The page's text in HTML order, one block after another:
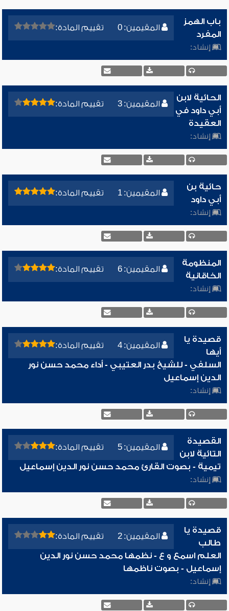
المقيمين: 0 تقييم المادة:
باب الهمز
المفرد
إنشاد:
المقيمين: 3 تقييم المادة:
الحائية لابن
أبي داود في
العقيدة
إنشاد:
المقيمين: 1 تقييم المادة:
حائية بن
أبي داود
إنشاد:
المقيمين: 6 تقييم المادة:
المنظومة
الخاقانية
إنشاد:
المقيمين: 4 تقييم المادة:
قصيدة يا
أيها
السلفي - للشيخ بدر العتيبي - أداء محمد حسن نور
الدين إسماعيل
إنشاد:
المقيمين: 5 تقييم المادة:
القصيدة
التائية لابن
تيمية - بصوت القارئ محمد حسن نور الدين إسماعيل
إنشاد:
المقيمين: 2 تقييم المادة:
قصيدة يا
طالب
العلم اسمع و ع - نظمها محمد حسن نور الدين
إسماعيل - بصوت ناظمها
إنشاد: